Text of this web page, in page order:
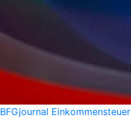
BFGjournal Einkommensteuer